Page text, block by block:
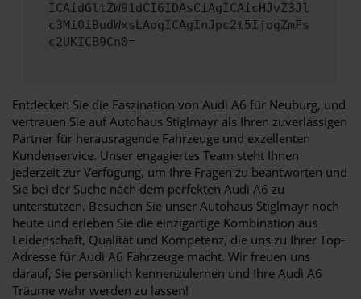
ICAidGltZW91dCI6IDAsCiAgICAicHJvZ3Jl
c3MiOiBudWxsLAogICAgInJpc2t5IjogZmFs
c2UKICB9Cn0=
Entdecken Sie die Faszination von Audi A6 für Neuburg, und
vertrauen Sie auf Autohaus Stiglmayr als Ihren zuverlässigen
Partner für herausragende Fahrzeuge und exzellenten
Kundenservice. Unser engagiertes Team steht Ihnen
jederzeit zur Verfügung, um Ihre Fragen zu beantworten und
Sie bei der Suche nach dem perfekten Audi A6 zu
unterstützen. Besuchen Sie unser Autohaus Stiglmayr noch
heute und erleben Sie die einzigartige Kombination aus
Leidenschaft, Qualität und Kompetenz, die uns zu Ihrer Top-
Adresse für Audi A6 Fahrzeuge macht. Wir freuen uns
darauf, Sie persönlich kennenzulernen und Ihre Audi A6
Träume wahr werden zu lassen!